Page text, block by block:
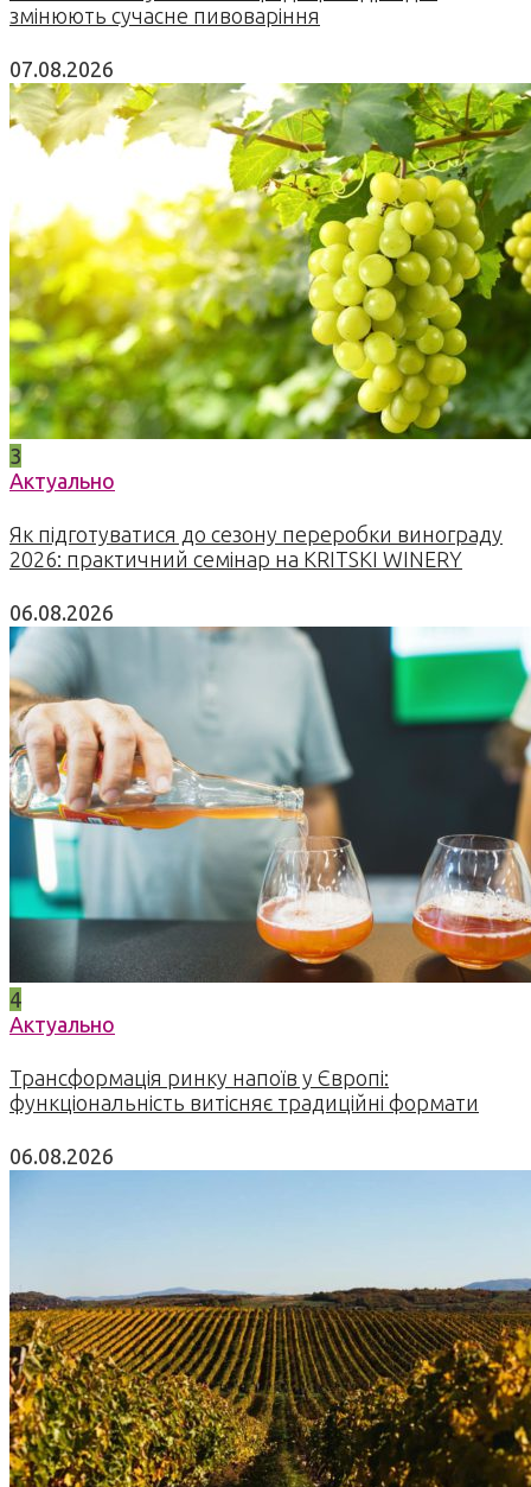
змінюють сучасне пивоваріння
07.08.2026
3
Актуально
Як підготуватися до сезону переробки винограду
2026: практичний семінар на KRITSKI WINERY
06.08.2026
4
Актуально
Трансформація ринку напоїв у Європі:
функціональність витісняє традиційні формати
06.08.2026